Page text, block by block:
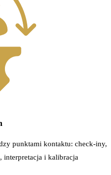
punktami kontaktu: check-iny,
interpretacja i kalibracja